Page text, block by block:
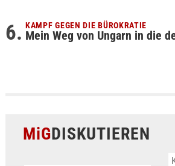
KAMPF GEGEN DIE BÜROKRATIE
Mein Weg von Ungarn in die
MiGDISKUTIEREN